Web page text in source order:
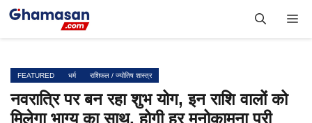
Skip
FEATURED धर्म राशिफल / ज्योतिष शास्त्र
नवरात्रि पर बन रहा शुभ योग, इन राशि वालों को
मिलेगा भाग्य का साथ, होगी हर मनोकामना पूरी